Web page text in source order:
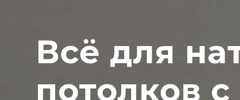
Всё для
потолков с